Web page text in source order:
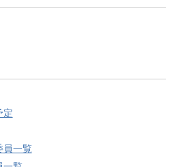
定
員一覧